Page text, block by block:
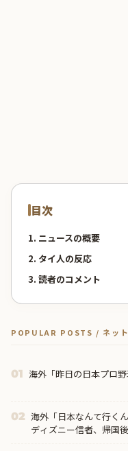
目次
1. ニュースの概要
2. タイ人の反応
3. 読者のコメント
POPULAR POSTS / ネット
01 海外「昨日の日本プロ
02 海外「日本なんて行く
ディズニー信者、帰国